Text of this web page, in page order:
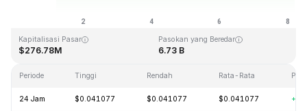
Kapitalisasi Pasar
$276.78M
Pasokan yang Beredar
6.73 B
Periode Tinggi Rendah Rata-Rata
24 Jam $0.041077 $0.041077 $0.041077